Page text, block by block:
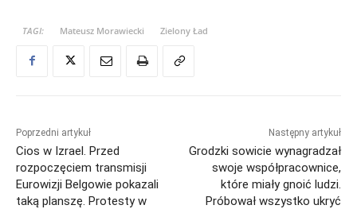
TAGI: Mateusz Morawiecki Zielony Ład
Poprzedni artykuł
Cios w Izrael. Przed
rozpoczęciem transmisji
Eurowizji Belgowie pokazali
taką planszę. Protesty w
Następny artykuł
Grodzki sowicie wynagradzał
swoje współpracownice,
które miały gnoić ludzi.
Próbował wszystko ukryć